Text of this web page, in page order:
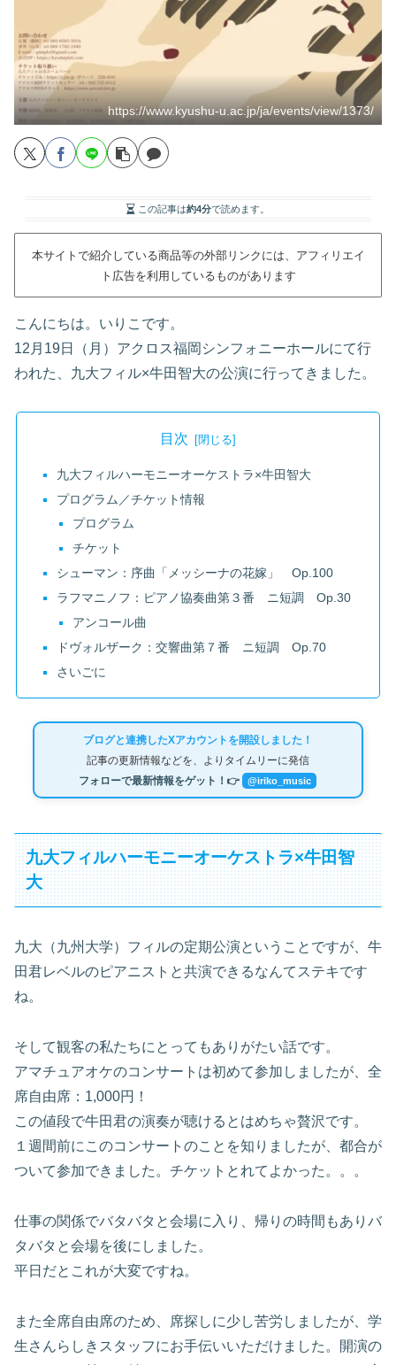
https://www.kyushu-u.ac.jp/ja/events/view/1373/
この記事は約4分で読めます。
本サイトで紹介している商品等の外部リンクには、アフィリエイ
ト広告を利用しているものがあります
こんにちは。いりこです。
12月19日（月）アクロス福岡シンフォニーホールにて行
われた、九大フィル×牛田智大の公演に行ってきました。
目次
九大フィルハーモニーオーケストラ×牛田智大
プログラム／チケット情報
プログラム
チケット
シューマン：序曲「メッシーナの花嫁」 Op.100
ラフマニノフ：ピアノ協奏曲第３番 ニ短調 Op.30
アンコール曲
ドヴォルザーク：交響曲第７番 ニ短調 Op.70
さいごに
ブログと連携したXアカウントを開設しました！
記事の更新情報などを、よりタイムリーに発信
フォローで最新情報をゲット！👉
@iriko_music
九大フィルハーモニーオーケストラ×牛田智
大
九大（九州大学）フィルの定期公演ということですが、牛
田君レベルのピアニストと共演できるなんてステキです
ね。
そして観客の私たちにとってもありがたい話です。
アマチュアオケのコンサートは初めて参加しましたが、全
席自由席：1,000円！
この値段で牛田君の演奏が聴けるとはめちゃ贅沢です。
１週間前にこのコンサートのことを知りましたが、都合が
ついて参加できました。チケットとれてよかった。。。
仕事の関係でバタバタと会場に入り、帰りの時間もありバ
タバタと会場を後にしました。
平日だとこれが大変ですね。
また全席自由席のため、席探しに少し苦労しましたが、学
生さんらしきスタッフにお手伝いいただけました。開演の